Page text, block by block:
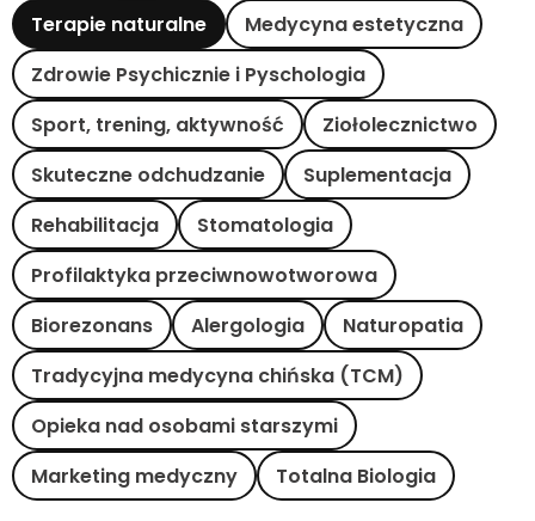
Terapie naturalne
Medycyna estetyczna
Zdrowie Psychicznie i Pyschologia
Sport, trening, aktywność
Ziołolecznictwo
Skuteczne odchudzanie
Suplementacja
Rehabilitacja
Stomatologia
Profilaktyka przeciwnowotworowa
Biorezonans
Alergologia
Naturopatia
Tradycyjna medycyna chińska (TCM)
Opieka nad osobami starszymi
Marketing medyczny
Totalna Biologia